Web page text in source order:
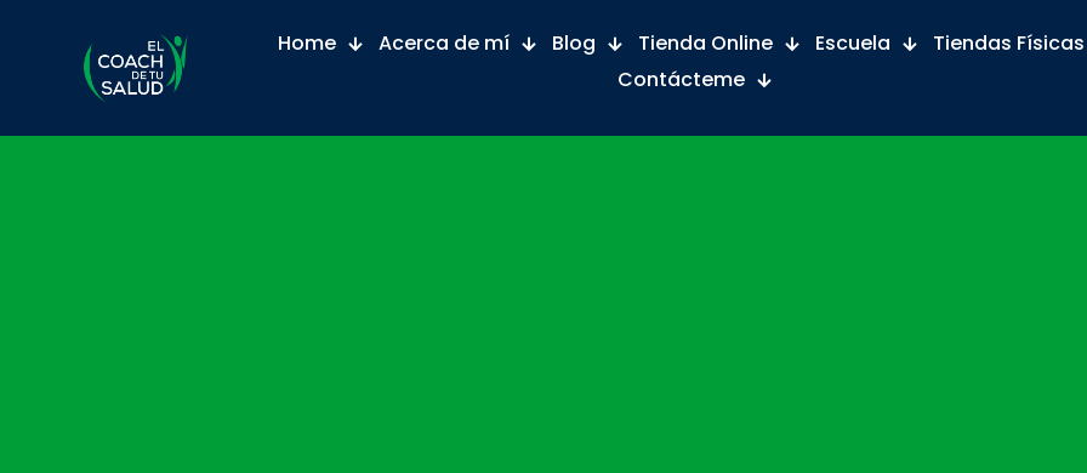
Home Acerca de mí Blog Tienda Online Escuela
Tiendas Físicas
Contácteme